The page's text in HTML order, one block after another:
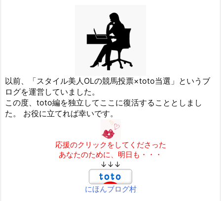
以前、「スタイル美人OLの競馬投票×toto当選」というブ
ログを運営していました。
この度、toto編を独立してここに復活することとしまし
た。 お役に立てれば幸いです。
応援のクリックをしてくださった
あなたのために、明日も・・・
↓↓↓
にほんブログ村